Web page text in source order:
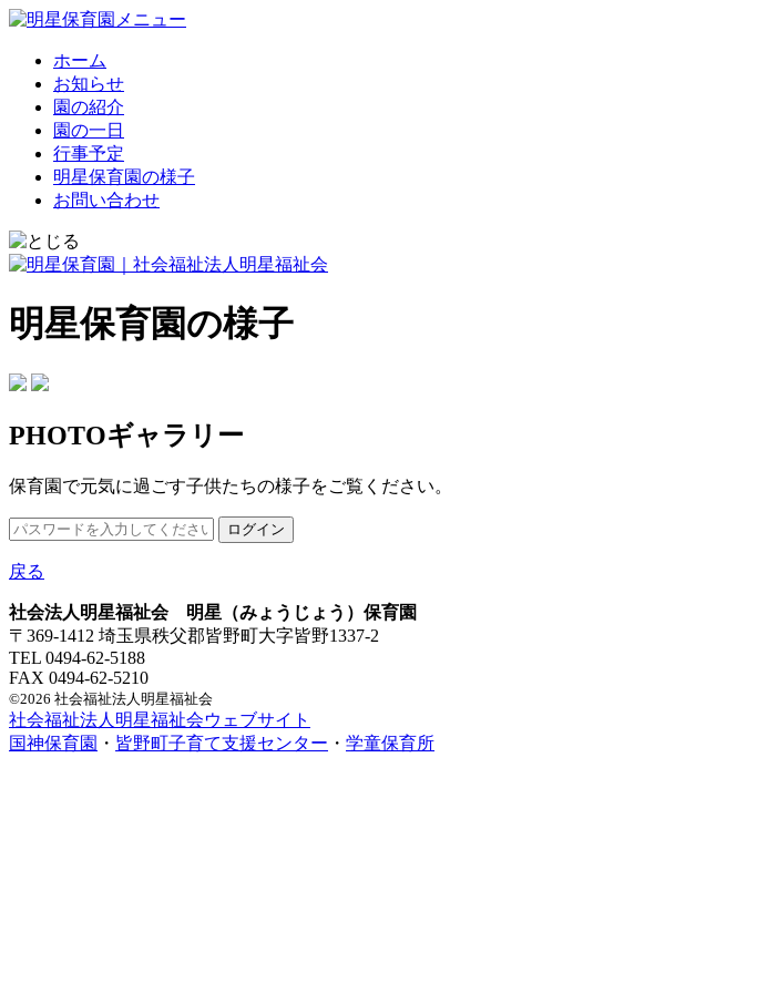
ホーム
お知らせ
園の紹介
園の一日
行事予定
明星保育園の様子
お問い合わせ
明星保育園の様子
PHOTOギャラリー
保育園で元気に過ごす子供たちの様子をご覧ください。
戻る
社会法人明星福祉会 明星（みょうじょう）保育園
〒369-1412 埼玉県秩父郡皆野町大字皆野1337-2
TEL 0494-62-5188
FAX 0494-62-5210
©2026 社会福祉法人明星福祉会
社会福祉法人明星福祉会ウェブサイト
国神保育園 ・ 皆野町子育て支援センター ・ 学童保育所